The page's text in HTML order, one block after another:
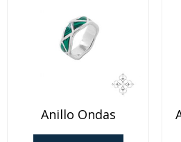
Anillo Ondas